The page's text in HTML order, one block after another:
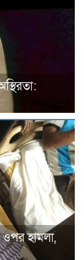
ওপর হামলা,